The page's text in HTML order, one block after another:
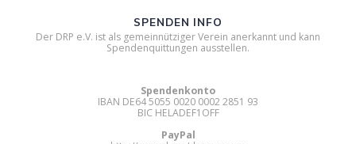
SPENDEN INFO
Der DRP e.V. ist als gemeinnütziger Verein anerkannt und kann
Spendenquittungen ausstellen.
Spendenkonto
IBAN DE64 5055 0020 0002 2851 93
BIC HELADEF1OFF
PayPal